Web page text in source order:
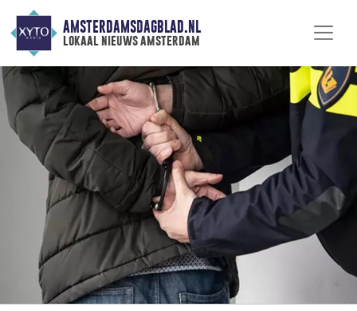
AMSTERDAMSDAGBLAD.NL
lokaal nieuws amsterdam